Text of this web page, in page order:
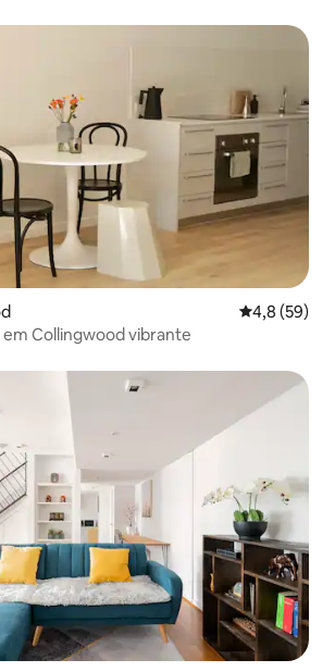
4,8 de uma
4,8 (59)
Collingwood vibrante